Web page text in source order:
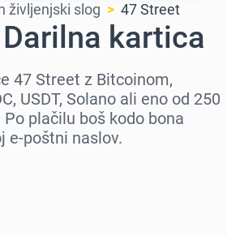
življenjski slog 47 Street
kartica
47 Street z Bitcoinom,
USDT, Solano ali eno od 250
plačilu boš kodo bona
e-poštni naslov.